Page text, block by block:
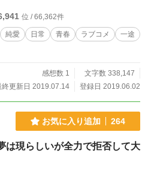
2人が互いに最も大切な人になるまでの
アップ＋で掲載中。
位 / 66,362件
純愛 日常 青春 ラブコメ
一途
感想数 1
文字数 338,147
終更新日 2019.07.14
登録日 2019.06.02
お気に入り追加 264
は現らしいが全力で拒否して大